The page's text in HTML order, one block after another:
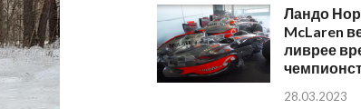
Ландо
McLaren
ливрее
28.03.2023